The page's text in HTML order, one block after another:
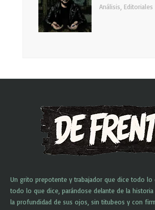
Análisis, Editoriales
Un grito prepotente y trabajador que dice todo lo
todo lo que dice, parándose delante de la
la profundidad de sus ojos, sin titubeos y con